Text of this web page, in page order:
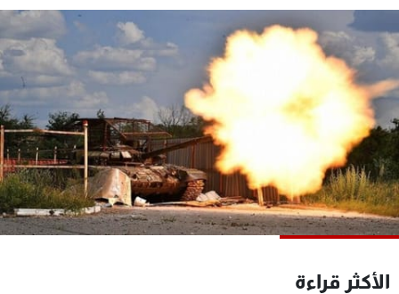
الأكثر قراءة
إقتصاد
منوعات رياضة
كأس العالم
البرامج
جدول البرامج
شاهد البرامج